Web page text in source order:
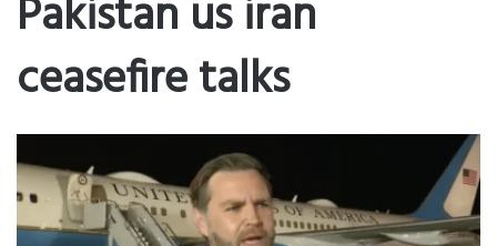
Pakistan us iran
ceasefire talks